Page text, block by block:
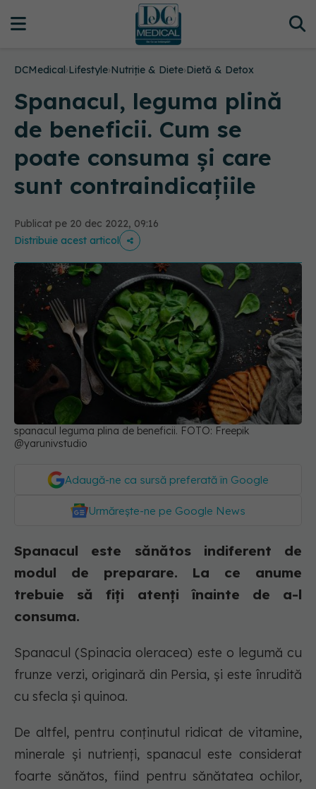
DCMedical›Lifestyle›Nutriție & Diete›Dietă & Detox
Spanacul, leguma plină
de beneficii. Cum se
poate consuma și care
sunt contraindicațiile
Publicat pe 20 dec 2022, 09:16
Distribuie acest articol
spanacul leguma plina de beneficii. FOTO: Freepik
@yarunivstudio
Adaugă-ne ca sursă preferată în Google
Urmărește-ne pe Google News
Spanacul este sănătos indiferent de
modul de preparare. La ce anume
trebuie să fiți atenți înainte de a-l
consuma.
Spanacul (Spinacia oleracea) este o legumă cu
frunze verzi, originară din Persia, și este înrudită
cu sfecla și quinoa.
De altfel, pentru conținutul ridicat de vitamine,
minerale și nutrienți, spanacul este considerat
foarte sănătos, fiind pentru sănătatea ochilor,